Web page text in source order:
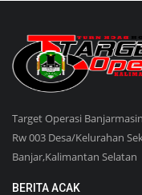
Target Operasi
Rw 003 Desa/Kelurahan
Banjar,Kalimantan Selatan
BERITA ACAK